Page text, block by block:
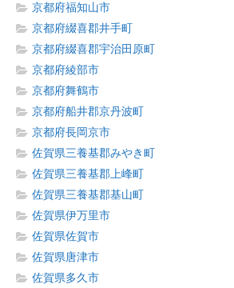
京都府福知山市
京都府綴喜郡井手町
京都府綴喜郡宇治田原町
京都府綾部市
京都府舞鶴市
京都府船井郡京丹波町
京都府長岡京市
佐賀県三養基郡みやき町
佐賀県三養基郡上峰町
佐賀県三養基郡基山町
佐賀県伊万里市
佐賀県佐賀市
佐賀県唐津市
佐賀県多久市